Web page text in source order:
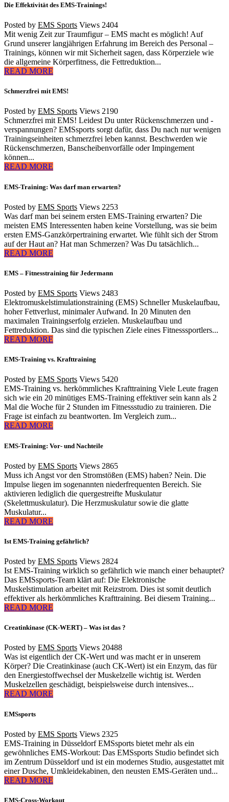
Die Effektivität des EMS-Trainings!
Posted by EMS Sports Views 2404
Mit wenig Zeit zur Traumfigur – EMS macht es möglich! Auf
Grund unserer langjährigen Erfahrung im Bereich des Personal –
Trainings, können wir mit Sicherheit sagen, dass Körperziele wie
die allgemeine Körperfitness, die Fettreduktion...
READ MORE
Schmerzfrei mit EMS!
Posted by EMS Sports Views 2190
Schmerzfrei mit EMS! Leidest Du unter Rückenschmerzen und -
verspannungen? EMSsports sorgt dafür, dass Du nach nur wenigen
Trainingseinheiten schmerzfrei leben kannst. Beschwerden wie
Rückenschmerzen, Banscheibenvorfälle oder Impingement
können...
READ MORE
EMS-Training: Was darf man erwarten?
Posted by EMS Sports Views 2253
Was darf man bei seinem ersten EMS-Training erwarten? Die
meisten EMS Interessenten haben keine Vorstellung, was sie beim
ersten EMS-Ganzkörpertraining erwartet. Wie fühlt sich der Strom
auf der Haut an? Hat man Schmerzen? Was Du tatsächlich...
READ MORE
EMS – Fitnesstraining für Jedermann
Posted by EMS Sports Views 2483
Elektromuskelstimulationstraining (EMS) Schneller Muskelaufbau,
hoher Fettverlust, minimaler Aufwand. In 20 Minuten den
maximalen Trainingserfolg erzielen. Muskelaufbau und
Fettreduktion. Das sind die typischen Ziele eines Fitnesssportlers...
READ MORE
EMS-Training vs. Krafttraining
Posted by EMS Sports Views 5420
EMS-Training vs. herkömmliches Krafttraining Viele Leute fragen
sich wie ein 20 minütiges EMS-Training effektiver sein kann als 2
Mal die Woche für 2 Stunden im Fitnessstudio zu trainieren. Die
Frage ist einfach zu beantworten. Im Vergleich zum...
READ MORE
EMS-Training: Vor- und Nachteile
Posted by EMS Sports Views 2865
Muss ich Angst vor den Stromstößen (EMS) haben? Nein. Die
Impulse liegen im sogenannten niederfrequenten Bereich. Sie
aktivieren lediglich die quergestreifte Muskulatur
(Skelettmuskulatur). Die Herzmuskulatur sowie die glatte
Muskulatur...
READ MORE
Ist EMS-Training gefährlich?
Posted by EMS Sports Views 2824
Ist EMS-Training wirklich so gefährlich wie manch einer behauptet?
Das EMSsports-Team klärt auf: Die Elektronische
Muskelstimulation arbeitet mit Reizstrom. Dies ist somit deutlich
effektiver als herkömmliches Krafttraining. Bei diesem Training...
READ MORE
Creatinkinase (CK-WERT) – Was ist das ?
Posted by EMS Sports Views 20488
Was ist eigentlich der CK-Wert und was macht er in unserem
Körper? Die Creatinkinase (auch CK-Wert) ist ein Enzym, das für
den Energiestoffwechsel der Muskelzelle wichtig ist. Werden
Muskelzellen geschädigt, beispielsweise durch intensives...
READ MORE
EMSsports
Posted by EMS Sports Views 2325
EMS-Training in Düsseldorf EMSsports bietet mehr als ein
gewöhnliches EMS-Workout: Das EMSsports Studio befindet sich
im Zentrum Düsseldorf und ist ein modernes Studio, ausgestattet mit
einer Dusche, Umkleidekabinen, den neusten EMS-Geräten und...
READ MORE
EMS-Cross-Workout